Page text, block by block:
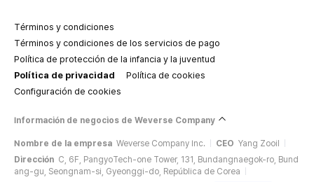
Términos y condiciones
Términos y condiciones de los servicios de pago
Política de protección de la infancia y la juventud
Política de privacidad
Política de cookies
Configuración de cookies
Información de negocios de Weverse Company
Nombre de la empresa Weverse Company Inc. CEO Yang Zooil
Dirección C, 6F, PangyoTech-one Tower, 131, Bundangnaegok-ro, Bund
ang-gu, Seongnam-si, Gyeonggi-do, República de Corea